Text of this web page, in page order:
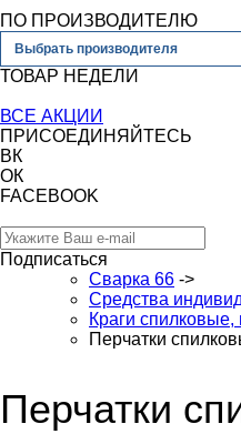
ПО ПРОИЗВОДИТЕЛЮ
Выбрать производителя
ТОВАР НЕДЕЛИ
ВСЕ АКЦИИ
ПРИСОЕДИНЯЙТЕСЬ
ВК
ОК
FACEBOOK
Подписаться
Сварка 66 ->
Средства
Краги спилковые,
Перчатки
Перчатки